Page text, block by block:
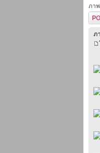
ภาพ
ตอ
ภ